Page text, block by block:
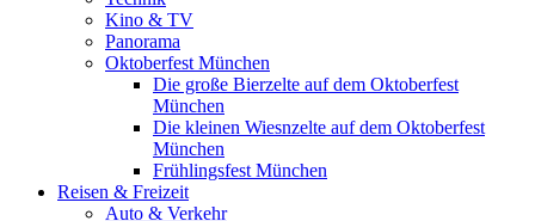
Kino & TV
Panorama
Oktoberfest München
Die große Bierzelte auf dem Oktoberfest
München
Die kleinen Wiesnzelte auf dem Oktoberfest
München
Frühlingsfest München
Reisen & Freizeit
Auto & Verkehr